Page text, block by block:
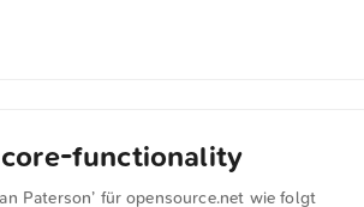
functionality
Paterson’ für opensource.net wie folgt